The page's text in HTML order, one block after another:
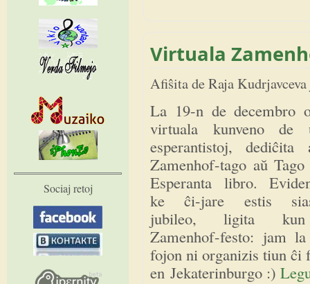
Virtuala
Afiŝita deRaja Kudrjavceva
La 19-n de decembro
virtuala kunveno de
esperantistoj,
Zamenhof-tago aŭ
Esperanta libro.
ke ĉi-jare estis
jubileo, ligita
Zamenhof-festo: jam
fojon ni organizis tiun ĉi
en Jekaterinburgo :)
Sociaj retoj